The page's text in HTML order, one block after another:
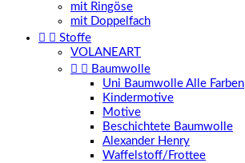
mit Ringöse
mit Doppelfach
  Stoffe
VOLANEART
  Baumwolle
Uni Baumwolle Alle Farben
Kindermotive
Motive
Beschichtete Baumwolle
Alexander Henry
Waffelstoff/Frottee